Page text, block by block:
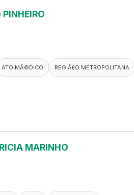
ATO MÃ©DICO REGIÃ£O METROPOLITANA
MARINHO